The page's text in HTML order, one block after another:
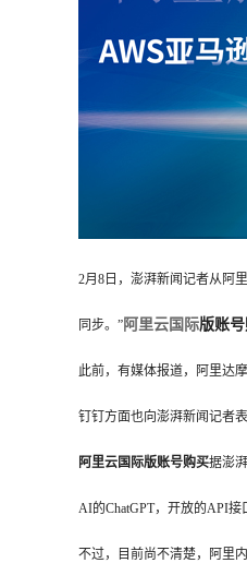
2月8日，澎湃新闻记者从阿
同步。”阿里云国际版账
此前，有媒体报道，阿里达
钉钉方面也向澎湃新闻记者
阿里云国际版账号购买据澎
AI的ChatGPT，开放的API
不过，目前尚不清楚，阿里